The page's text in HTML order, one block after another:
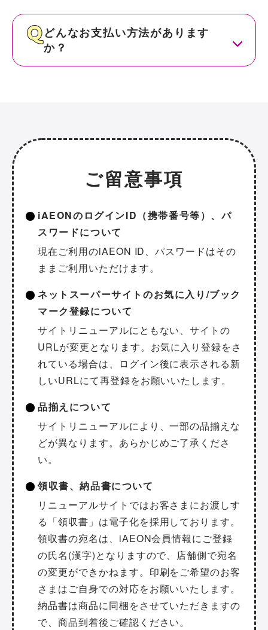
どんなお支払い方法があります
か？
ご留意事項
iAEONのログインID（携帯番号等）、パ
スワードについて
現在ご利用のiAEON ID、パスワードはその
ままご利用いただけます。
ネットスーパーサイトのお気に入り/ブック
マーク登録について
サイトリニューアルにともない、サイトの
URLが変更となります。お気に入り登録をさ
れている場合は、ログイン後に表示される新
しいURLにて再登録をお願いいたします。
品揃えについて
サイトリニューアルにより、一部の品揃えな
どが異なります。あらかじめご了承くださ
い。
領収書、納品書について
リニューアルサイトではお客さまにお渡しす
る「領収書」は電子化を採用しております。
領収書の宛名は、iAEON会員情報にご登録
の氏名(漢字)となりますので、店舗側で宛名
の変更ができかねます。印刷をご希望のお客
さまはご自身での対応をお願いいたします。
納品書は商品に同梱をさせていただきますの
で、商品到着後ご確認ください。